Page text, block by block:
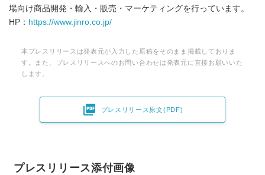
場向け商品開発・輸入・販売・マーケティングを行っています。
HP： https://www.jinro.co.jp/
本プレスリリースは発表元が入力した原稿をそのまま掲載しておりま
す。また、プレスリリースへのお問い合わせは発表元に直接お願いいた
します。
 プレスリリース原文(PDF)
プレスリリース添付画像